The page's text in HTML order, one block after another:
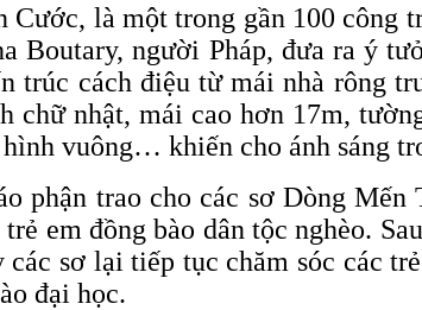
là một trong gần 100
Boutary, người Pháp, đưa ra ý
trúc cách điệu từ mái nhà rông
nhật, mái cao hơn 17m,
vuông… khiến cho ánh sáng
phận trao cho các sơ Dòng
em đồng bào dân tộc nghèo.
sơ lại tiếp tục chăm sóc các
đại học.